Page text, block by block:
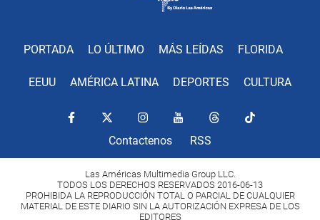
PORTADA LO ÚLTIMO MÁS LEÍDAS FLORIDA
EEUU AMÉRICA LATINA DEPORTES CULTURA
Contactenos RSS
Las Américas Multimedia Group LLC.
TODOS LOS DERECHOS RESERVADOS 2016-06-13
PROHIBIDA LA REPRODUCCIÓN TOTAL O PARCIAL DE CUALQUIER
MATERIAL DE ESTE DIARIO SIN LA AUTORIZACIÓN EXPRESA DE LOS
EDITORES